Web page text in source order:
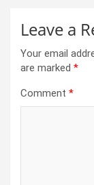
Leave a
Your email
are marked *
Comment *